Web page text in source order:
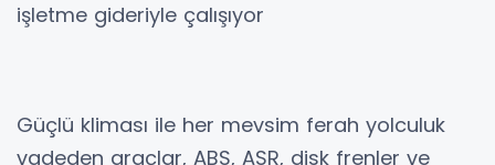
işletme gideriyle çalışıyor
Güçlü kliması ile her mevsim ferah yolculuk
vadeden araçlar, ABS, ASR, disk frenler ve